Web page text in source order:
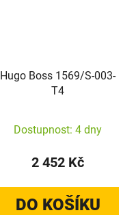
Hugo Boss 1569/S-003-
T4
Dostupnost: 4 dny
2 452 Kč
DO KOŠÍKU